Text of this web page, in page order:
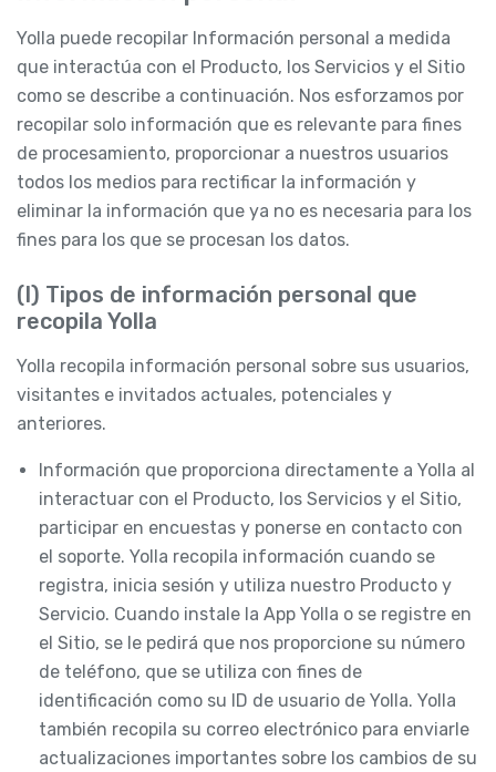
Yolla puede recopilar Información personal a medida
que interactúa con el Producto, los Servicios y el Sitio
como se describe a continuación. Nos esforzamos por
recopilar solo información que es relevante para fines
de procesamiento, proporcionar a nuestros usuarios
todos los medios para rectificar la información y
eliminar la información que ya no es necesaria para los
fines para los que se procesan los datos.
(I) Tipos de información personal que
recopila Yolla
Yolla recopila información personal sobre sus usuarios,
visitantes e invitados actuales, potenciales y
anteriores.
Información que proporciona directamente a Yolla al
interactuar con el Producto, los Servicios y el Sitio,
participar en encuestas y ponerse en contacto con
el soporte. Yolla recopila información cuando se
registra, inicia sesión y utiliza nuestro Producto y
Servicio. Cuando instale la App Yolla o se registre en
el Sitio, se le pedirá que nos proporcione su número
de teléfono, que se utiliza con fines de
identificación como su ID de usuario de Yolla. Yolla
también recopila su correo electrónico para enviarle
actualizaciones importantes sobre los cambios de su